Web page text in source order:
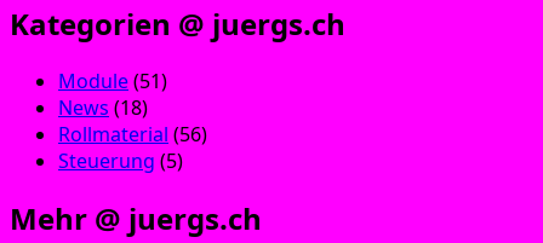
Kategorien @ juergs.ch
Module(51)
News (18)
Rollmaterial (56)
Steuerung (5)
Mehr @ juergs.ch